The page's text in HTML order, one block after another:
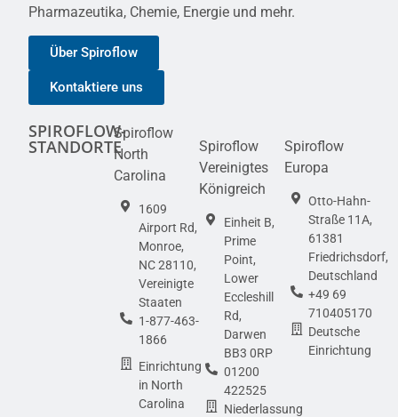
Pharmazeutika, Chemie, Energie und mehr.
Über Spiroflow
Kontaktiere uns
SPIROFLOW-
STANDORTE
Spiroflow
North
Carolina
1609
Airport Rd,
Monroe,
NC 28110,
Vereinigte
Staaten
1-877-463-
1866
Einrichtung
in North
Carolina
Spiroflow
Vereinigtes
Königreich
Einheit B,
Prime
Point,
Lower
Eccleshill
Rd,
Darwen
BB3 0RP
01200
422525
Niederlassung
Spiroflow
Europa
Otto-Hahn-
Straße 11A,
61381
Friedrichsdorf,
Deutschland
+49 69
710405170
Deutsche
Einrichtung